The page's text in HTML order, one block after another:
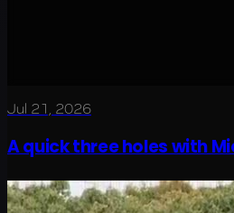
Jul 21, 2026
A quick three holes with